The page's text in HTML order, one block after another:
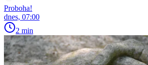
Proboha!
dnes, 07:00
2 min